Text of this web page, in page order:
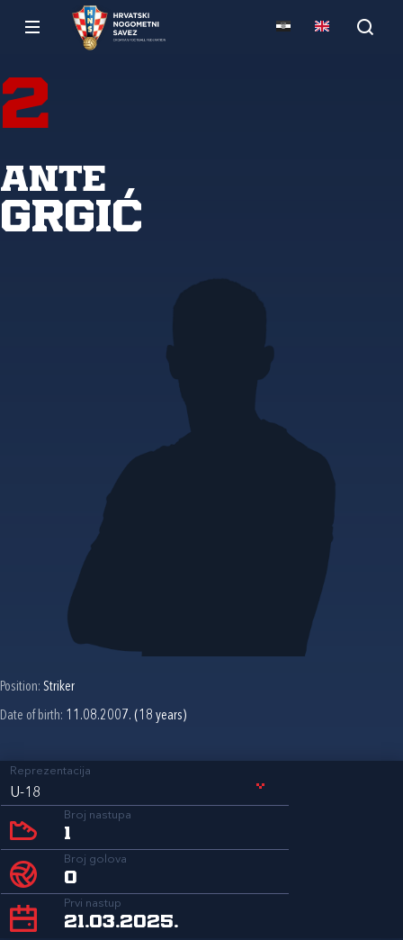
2
Ante
Grgić
Position: Striker
Date of birth: 11.08.2007. (18 years)
Reprezentacija
U-18
Broj nastupa
1
Broj golova
0
Prvi nastup
21.03.2025.